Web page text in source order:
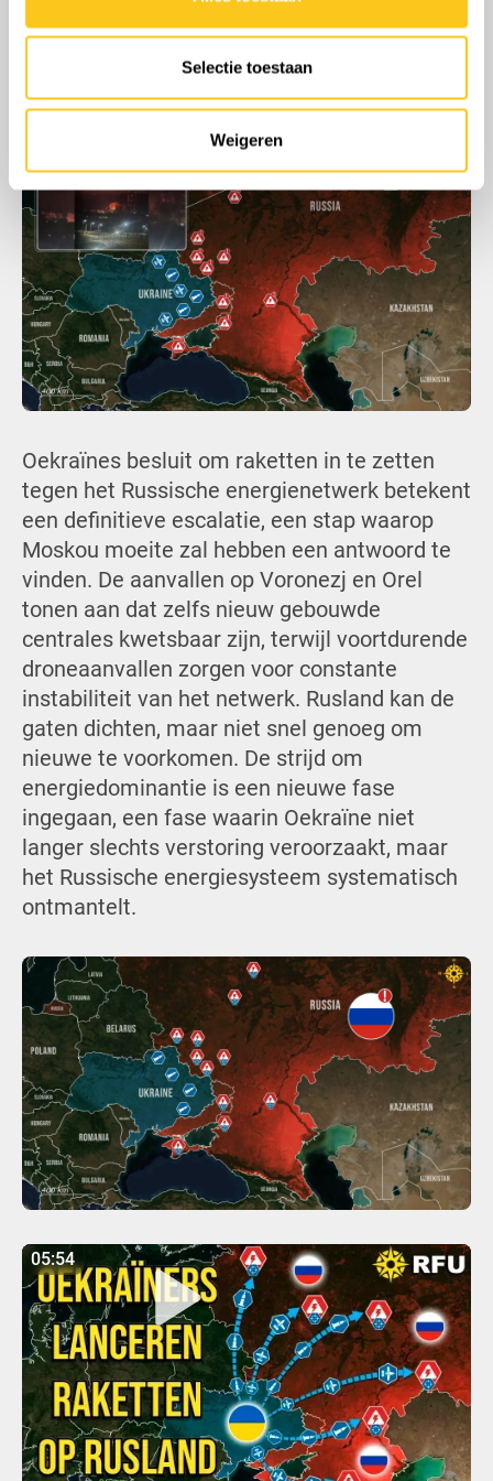
informatie die u aan ze heeft verstrekt of die ze hebben
verzameld op basis van uw gebruik van hun services.
Selectie toestaan
Weigeren
maar door honderden overlappende
met deze aanvallen een kwart van Russlands
opwekkingscapaciteit heeft uitgeschakeld.
Oekraïnes besluit om raketten in te zetten
tegen het Russische energienetwerk betekent
een definitieve escalatie, een stap waarop
Moskou moeite zal hebben een antwoord te
vinden. De aanvallen op Voronezj en Orel
tonen aan dat zelfs nieuw gebouwde
centrales kwetsbaar zijn, terwijl voortdurende
droneaanvallen zorgen voor constante
instabiliteit van het netwerk. Rusland kan de
gaten dichten, maar niet snel genoeg om
nieuwe te voorkomen. De strijd om
energiedominantie is een nieuwe fase
ingegaan, een fase waarin Oekraïne niet
langer slechts verstoring veroorzaakt, maar
het Russische energiesysteem systematisch
ontmantelt.
05:54
05:54